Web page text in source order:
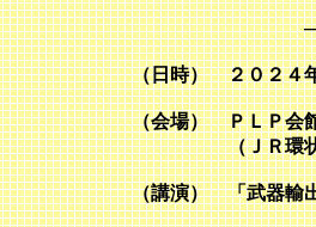
―９・２２
（日時） ２０２４
（会場） ＰＬＰ会
（ＪＲ環状線「
（講演） 「武器輸